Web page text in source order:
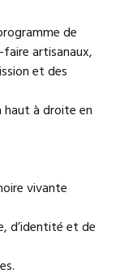
de
artisanaux,
et des
haut à droite en
vivante
d’identité et de